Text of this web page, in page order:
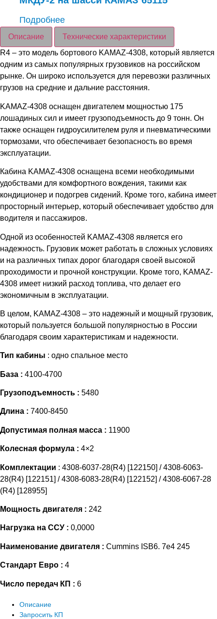
Подробнее
Описание
Технические характеристики
R4 – это модель бортового KAMAZ-4308, который является
одним из самых популярных грузовиков на российском
рынке. Он широко используется для перевозки различных
грузов на средние и дальние расстояния.
KAMAZ-4308 оснащен двигателем мощностью 175
лошадиных сил и имеет грузоподъемность до 9 тонн. Он
также оснащен гидроусилителем руля и пневматическими
тормозами, что обеспечивает безопасность во время
эксплуатации.
Кабина KAMAZ-4308 оснащена всеми необходимыми
удобствами для комфортного вождения, такими как
кондиционер и подогрев сидений. Кроме того, кабина имеет
просторный интерьер, который обеспечивает удобство для
водителя и пассажиров.
Одной из особенностей KAMAZ-4308 является его
надежность. Грузовик может работать в сложных условиях
и на различных типах дорог благодаря своей высокой
проходимости и прочной конструкции. Кроме того, KAMAZ-
4308 имеет низкий расход топлива, что делает его
экономичным в эксплуатации.
В целом, KAMAZ-4308 – это надежный и мощный грузовик,
который пользуется большой популярностью в России
благодаря своим характеристикам и надежности.
Тип кабины : одно спальное место
База : 4100-4700
Грузоподъемность : 5480
Длина : 7400-8450
Допустимая полная масса : 11900
Колесная формула : 4×2
Комплектации : 4308-6037-28(R4) [122150] / 4308-6063-
28(R4) [122151] / 4308-6083-28(R4) [122152] / 4308-6067-28
(R4) [128955]
Мощность двигателя : 242
Нагрузка на ССУ : 0,0000
Наименование двигателя : Cummins ISB6. 7e4 245
Стандарт Евро : 4
Число передач КП : 6
Описание
Запросить КП